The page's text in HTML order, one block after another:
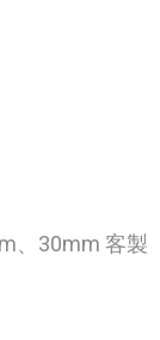
、30mm 客製